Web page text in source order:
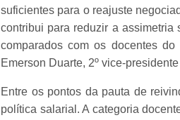
suficientes para o reajuste
contribui para reduzir a assimetria
comparados com os docentes
Emerson Duarte, 2º vice-
Entre os pontos da pauta de
política salarial. A categoria